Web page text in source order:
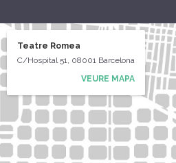
Teatre Romea
C/Hospital 51, 08001 Barcelona
VEURE MAPA